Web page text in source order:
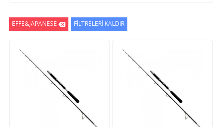
EFFE&JAPANESE FİLTRELERİ KALDIR